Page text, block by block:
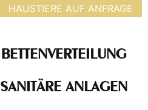
HAUSTIERE AUF ANFRAGE
BETTENVERTEILUNG
SANITÄRE ANLAGEN